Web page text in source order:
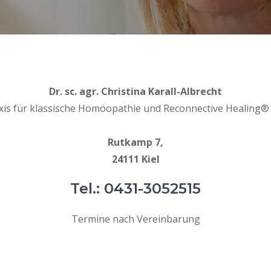
Dr. sc. agr. Christina Karall-Albrecht
für klassische Homöopathie und Reconnective Healing®
Rutkamp 7,
24111 Kiel
Tel.: 0431-3052515
Termine nach Vereinbarung